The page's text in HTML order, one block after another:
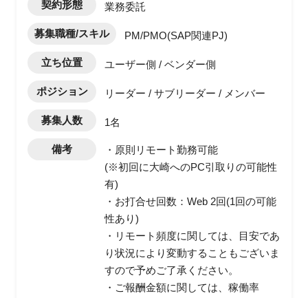
契約形態 業務委託
募集職種/スキル PM/PMO(SAP関連PJ)
立ち位置 ユーザー側 / ベンダー側
ポジション リーダー / サブリーダー / メンバー
募集人数 1名
備考
・原則リモート勤務可能
(※初回に大崎へのPC引取りの可能性
有)
・お打合せ回数：Web 2回(1回の可能
性あり)
・リモート頻度に関しては、目安であ
り状況により変動することもございま
すので予めご了承ください。
・ご報酬金額に関しては、稼働率